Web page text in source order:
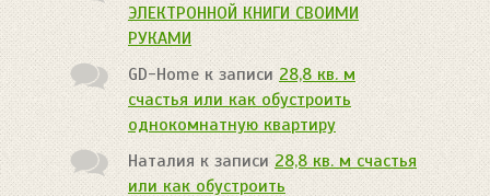
ЭЛЕКТРОННОЙ КНИГИ СВОИМИ
РУКАМИ
GD-Homeк записи 28,8 кв. м
счастья или как обустроить
однокомнатную квартиру
Наталия к записи 28,8 кв. м счастья
или как обустроить